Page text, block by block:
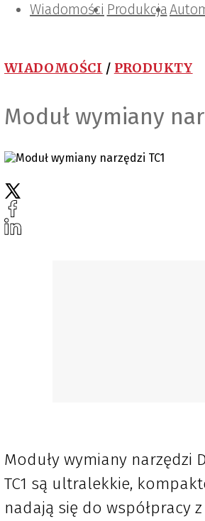
Wiadomości Produkcja
Projektowanie i konstrukcje
Zarządzanie i IT
Tematy specjalne
WIADOMOŚCI / PRODUKTY
Moduł wymiany
Moduły wymiany narzędzi
TC1 są ultralekkie,
nadają się do współpracy